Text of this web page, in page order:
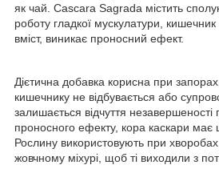
як чай. Cascara Sagrada містить
роботу гладкої мускулатури,
вміст, виникає проносний ефект.
Дієтична добавка корисна при
кишечнику не відбувається або
залишається відчуття незавершеності
проносного ефекту, кора каскари має
Рослину використовують при
жовчному міхурі, щоб ті виходили з